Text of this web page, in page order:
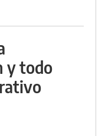
y todo